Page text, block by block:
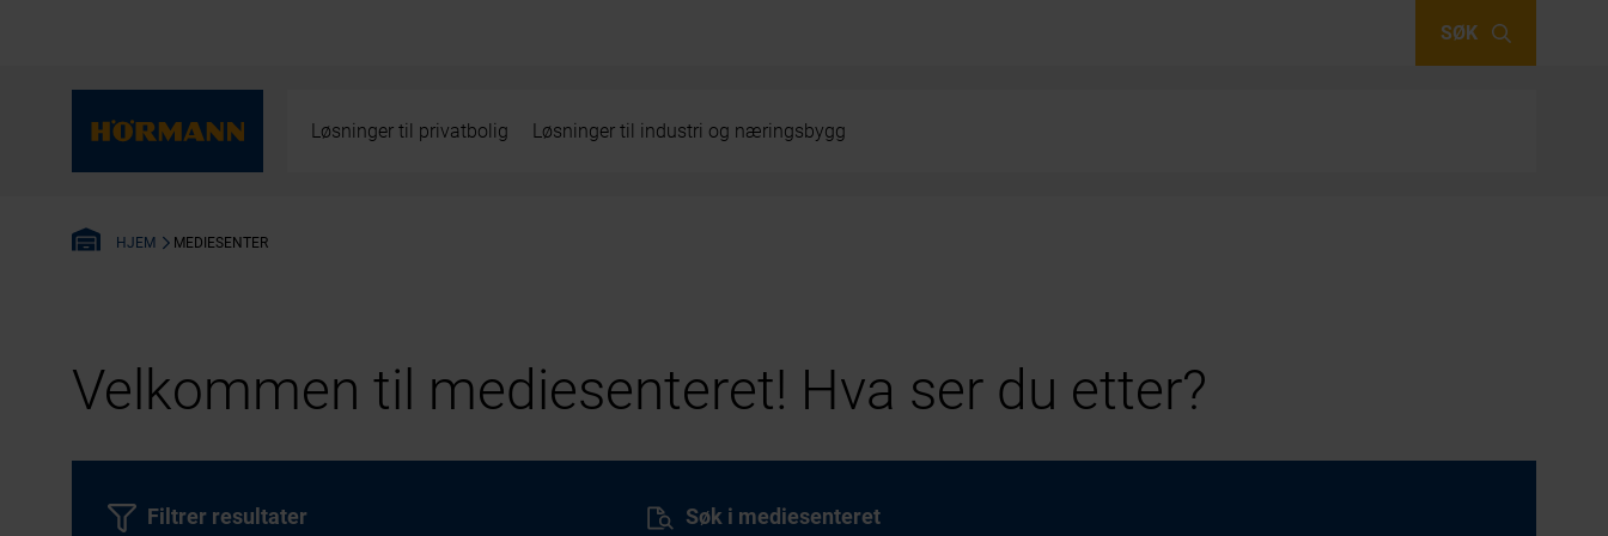
SØK
Løsninger til privatbolig Løsninger til industri og næringsbygg
HJEM MEDIESENTER
Velkommen til mediesenteret! Hva ser du etter?
Søk i mediesenteret
Filtrer resultater